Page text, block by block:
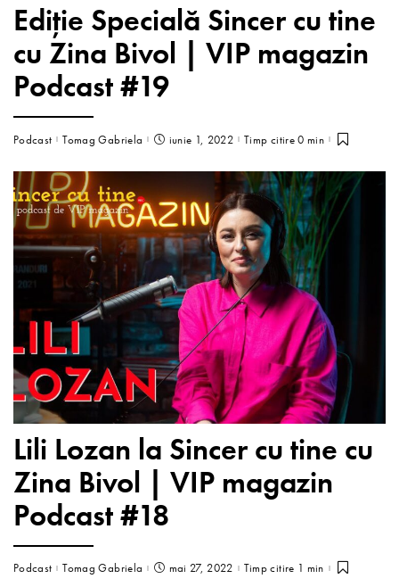
Ediție Specială Sincer cu tine
cu Zina Bivol | VIP magazin
Podcast #19
Podcast Tomag Gabriela iunie 1, 2022 Timp citire 0 min
Lili Lozan la Sincer cu tine cu
Zina Bivol | VIP magazin
Podcast #18
Podcast Tomag Gabriela mai 27, 2022 Timp citire 1 min